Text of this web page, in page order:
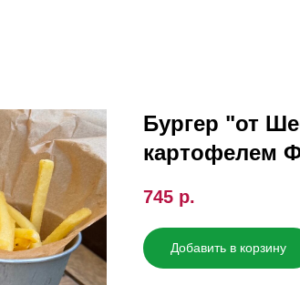
Бургер "от
картофелем
745 р.
Добавить в корзину